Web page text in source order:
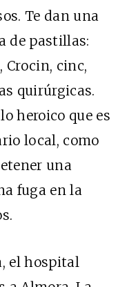
Te dan una
de pastillas:
cinc,
quirúrgicas.
heroico que es
local, como
una
fuga en la
el hospital